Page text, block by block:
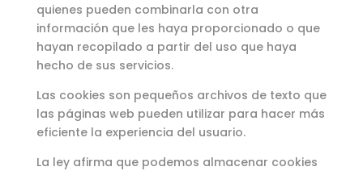
quienes pueden combinarla con otra
información que les haya proporcionado o que
hayan recopilado a partir del uso que haya
hecho de sus servicios.
Las cookies son pequeños archivos de texto que
las páginas web pueden utilizar para hacer más
eficiente la experiencia del usuario.
La ley afirma que podemos almacenar cookies